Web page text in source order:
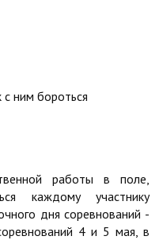
с ним бороться
работы в поле,
каждому участнику
дня соревнований -
4 и 5 мая, в